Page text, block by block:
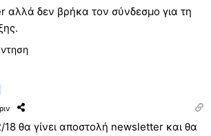
αλλά δεν βρήκα τον σύνδεσμο για τη
θα γίνει αποστολή newsletter και θα